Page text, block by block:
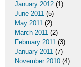
January 2012 (1)
June 2011 (5)
May 2011 (2)
March 2011 (2)
February 2011 (3)
January 2011 (7)
November 2010 (4)